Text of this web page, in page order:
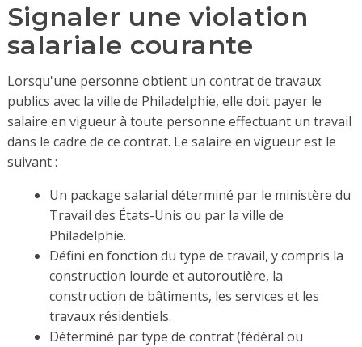
Signaler une violation
salariale courante
Lorsqu'une personne obtient un contrat de travaux
publics avec la ville de Philadelphie, elle doit payer le
salaire en vigueur à toute personne effectuant un travail
dans le cadre de ce contrat. Le salaire en vigueur est le
suivant :
Un package salarial déterminé par le ministère du
Travail des États-Unis ou par la ville de
Philadelphie.
Défini en fonction du type de travail, y compris la
construction lourde et autoroutière, la
construction de bâtiments, les services et les
travaux résidentiels.
Déterminé par type de contrat (fédéral ou